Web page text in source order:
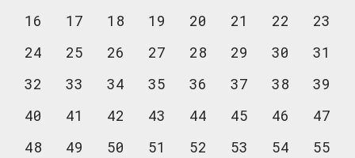
16
17 18 19 20 21 22
23
24
25 26 27 28 29 30
31
32
33 34 35 36 37 38
39
40
41 42 43 44 45 46
47
48
49 50 51 52 53 54
55